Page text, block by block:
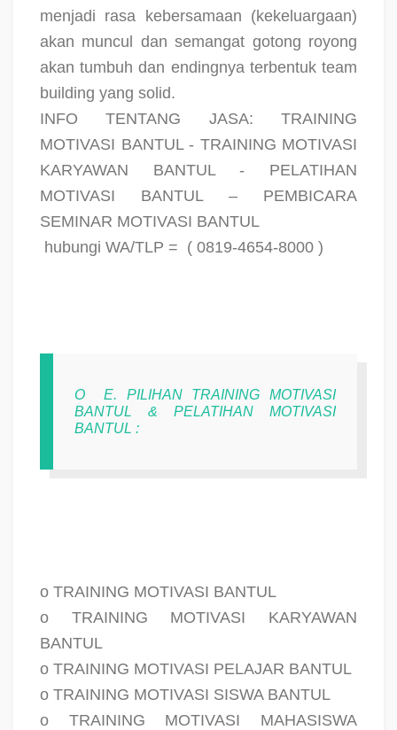
menjadi rasa kebersamaan (kekeluargaan)
akan muncul dan semangat gotong royong
akan tumbuh dan endingnya terbentuk team
building yang solid.
INFO TENTANG JASA: TRAINING
MOTIVASI BANTUL - TRAINING MOTIVASI
KARYAWAN BANTUL - PELATIHAN
MOTIVASI BANTUL – PEMBICARA
SEMINAR MOTIVASI BANTUL
hubungi WA/TLP = ( 0819-4654-8000 )
O
E. PILIHAN TRAINING MOTIVASI
BANTUL & PELATIHAN MOTIVASI
BANTUL :
o TRAINING MOTIVASI BANTUL
o TRAINING MOTIVASI KARYAWAN
BANTUL
o TRAINING MOTIVASI PELAJAR BANTUL
o TRAINING MOTIVASI SISWA BANTUL
o TRAINING MOTIVASI MAHASISWA